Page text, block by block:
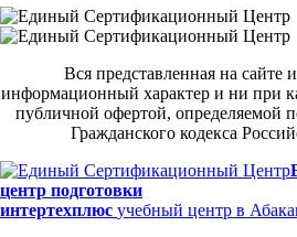
Вся представленная на сайте
информационный характер и ни при
публичной офертой, определяемой
Гражданского кодекса
центр подготовки
интертехплюс учебный центр в